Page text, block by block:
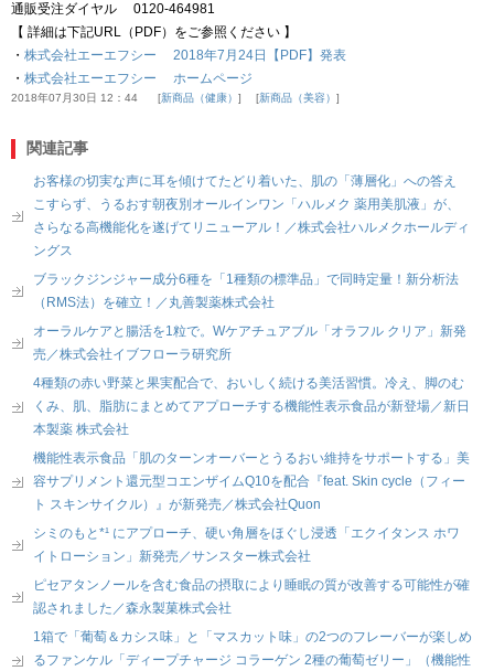
通販受注ダイヤル 0120-464981
【 詳細は下記URL（PDF）をご参照ください 】
・ 株式会社エーエフシー 2018年7月24日【PDF】発表
・ 株式会社エーエフシー ホームページ
2018年07月30日 12：44 新商品（健康） 新商品（美容）
関連記事
お客様の切実な声に耳を傾けてたどり着いた、肌の「薄層化」への答え
こすらず、うるおす朝夜別オールインワン「ハルメク 薬用美肌液」が、
さらなる高機能化を遂げてリニューアル！／株式会社ハルメクホールディ
ングス
ブラックジンジャー成分6種を「1種類の標準品」で同時定量！新分析法
（RMS法）を確立！／丸善製薬株式会社
オーラルケアと腸活を1粒で。Wケアチュアブル「オラフル クリア」新発
売／株式会社イブフローラ研究所
4種類の赤い野菜と果実配合で、おいしく続ける美活習慣。冷え、脚のむ
くみ、肌、脂肪にまとめてアプローチする機能性表示食品が新登場／新日
本製薬 株式会社
機能性表示食品「肌のターンオーバーとうるおい維持をサポートする」美
容サプリメント還元型コエンザイムQ10を配合『feat. Skin cycle（フィー
ト スキンサイクル）』が新発売／株式会社Quon
シミのもと*¹ にアプローチ、硬い角層をほぐし浸透「エクイタンス ホワ
イトローション」新発売／サンスター株式会社
ピセアタンノールを含む食品の摂取により睡眠の質が改善する可能性が確
認されました／森永製菓株式会社
1箱で「葡萄＆カシス味」と「マスカット味」の2つのフレーバーが楽しめ
るファンケル「ディープチャージ コラーゲン 2種の葡萄ゼリー」（機能性